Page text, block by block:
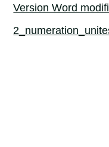
Version Word